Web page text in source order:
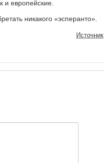
европейские.
никакого «эсперанто».
Источник